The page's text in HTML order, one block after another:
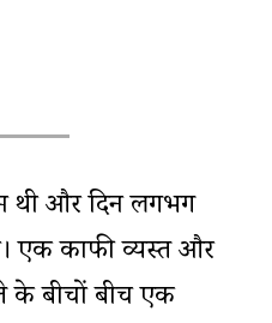
थी और दिन लगभग
एक काफी व्यस्त और
के बीचों बीच एक